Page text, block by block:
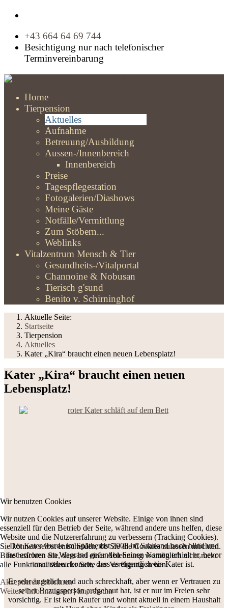
+43 664 64 69 744
Besichtigung nur nach telefonischer
Terminvereinbarung
Home
Tierpension
Aktuelles
Aufnahme
Betreuung/Ausbildung
Aussen-/Innenbereich
Innenbereich
Preise
Tagespflegestation
Fotogalerien/Diashows
Meine Gäste
Notfälle/Vermittlung
Zum Stöbern...
Weblinks
Vitalzentrum Mensch & Tier
Gesundheits-/Vitalportal
Channoine & Nobusan
Tierisch g'sund
Benito v. Schirninghof
Aktuelle Seite:
Startseite
Tierpension
Aktuelles
Kater „Kira“ braucht einen neuen Lebensplatz!
Kater „Kira“ braucht einen neuen
Lebensplatz!
Der Kater wurde im Spätherbst 2008 im Saarland noch blind und
fast erfroren am Wegrand gefunden Seinen Namen erhielt er, bevor
man sehen konnte, dass es eigentlich ein Kater ist.
Er sehr ängstlich und auch schreckhaft, aber wenn er Vertrauen zu
seiner Bezugsperson aufgebaut hat, ist er nur im Freien sehr
vorsichtig. Er ist kein Raufer und wohnt aktuell in einem Haushalt
Wir benutzen Cookies
Wir nutzen Cookies auf unserer Website. Einige von ihnen sind
essenziell für den Betrieb der Seite, während andere uns helfen, diese
Website und die Nutzererfahrung zu verbessern (Tracking Cookies).
Sie können selbst entscheiden, ob Sie die Cookies zulassen möchten.
Bitte beachten Sie, dass bei einer Ablehnung womöglich nicht mehr
alle Funktionalitäten der Seite zur Verfügung stehen.
Akzeptieren Ablehnen
Weitere Informationen|Impressum